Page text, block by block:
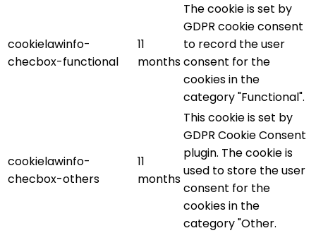
cookielawinfo-
checbox-functional
11
months
The cookie is set by
GDPR cookie consent
to record the user
consent for the
cookies in the
category "Functional".
cookielawinfo-
checbox-others
11
months
This cookie is set by
GDPR Cookie Consent
plugin. The cookie is
used to store the user
consent for the
cookies in the
category "Other.